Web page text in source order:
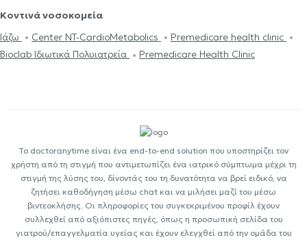
Κοντινά νοσοκομεία
Ιάζω
Center NT-CardioMetabolics
Premedicare health clinic
Bioclab Ιδιωτικά Πολυιατρεία
Premedicare Health Clinic
Το doctoranytime είναι ένα end-to-end solution που υποστηρίζει τον
χρήστη από τη στιγμή που αντιμετωπίζει ένα ιατρικό σύμπτωμα μέχρι τη
στιγμή της λύσης του, δίνοντάς του τη δυνατότητα να βρεί ειδικό, να
ζητήσει καθοδήγηση μέσω chat και να μιλήσει μαζί του μέσω
βιντεοκλήσης. Οι πληροφορίες του συγκεκριμένου προφίλ έχουν
συλλεχθεί από αξιόπιστες πηγές, όπως η προσωπική σελίδα του
γιατρού/επαγγελματία υγείας και έχουν ελεγχθεί από την ομάδα του